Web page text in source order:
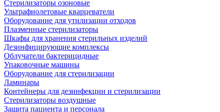
Стерилизаторы озоновые
Ультрафиолетовые кварцеватели
Оборудование для утилизации отходов
Плазменные стерилизаторы
Шкафы для хранения стерильных изделий
Дезинфицирующие комплексы
Облучатели бактерицидные
Упаковочные машины
Оборудование для стерилизации
Ламинары
Контейнеры для дезинфекции и стерилизации
Стерилизаторы воздушные
Защита пациента и персонала